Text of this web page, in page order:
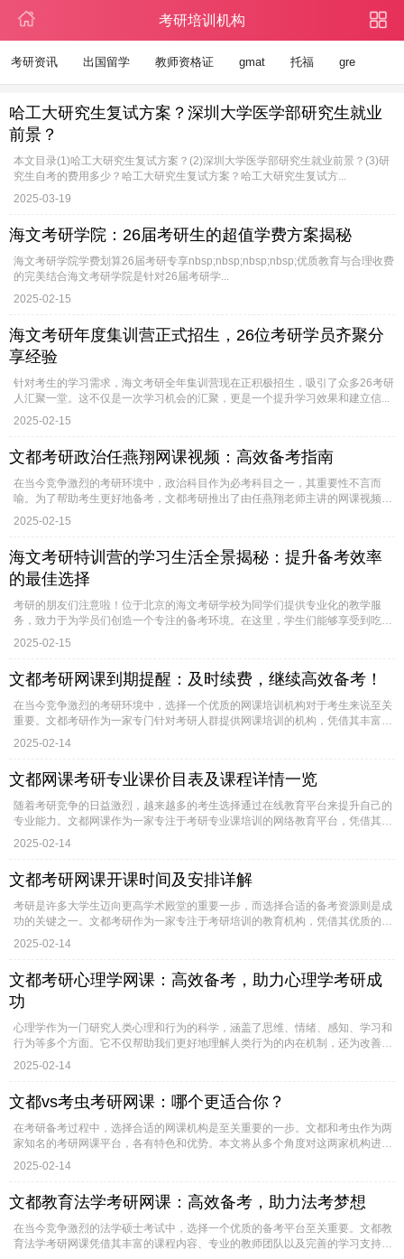
考研培训机构
考研资讯 出国留学 教师资格证 gmat 托福 gre
哈工大研究生复试方案？深圳大学医学部研究生就业
前景？
本文目录(1)哈工大研究生复试方案？(2)深圳大学医学部研究生就业前景？(3)研
究生自考的费用多少？哈工大研究生复试方案？哈工大研究生复试方...
2025-03-19
海文考研学院：26届考研生的超值学费方案揭秘
海文考研学院学费划算26届考研专享nbsp;nbsp;nbsp;nbsp;优质教育与合理收费
的完美结合海文考研学院是针对26届考研学...
2025-02-15
海文考研年度集训营正式招生，26位考研学员齐聚分
享经验
针对考生的学习需求，海文考研全年集训营现在正积极招生，吸引了众多26考研
人汇聚一堂。这不仅是一次学习机会的汇聚，更是一个提升学习效果和建立信...
2025-02-15
文都考研政治任燕翔网课视频：高效备考指南
在当今竞争激烈的考研环境中，政治科目作为必考科目之一，其重要性不言而
喻。为了帮助考生更好地备考，文都考研推出了由任燕翔老师主讲的网课视频，
这...
2025-02-15
海文考研特训营的学习生活全景揭秘：提升备考效率
的最佳选择
考研的朋友们注意啦！位于北京的海文考研学校为同学们提供专业化的教学服
务，致力于为学员们创造一个专注的备考环境。在这里，学生们能够享受到吃住
学...
2025-02-15
文都考研网课到期提醒：及时续费，继续高效备考！
在当今竞争激烈的考研环境中，选择一个优质的网课培训机构对于考生来说至关
重要。文都考研作为一家专门针对考研人群提供网课培训的机构，凭借其丰富
的...
2025-02-14
文都网课考研专业课价目表及课程详情一览
随着考研竞争的日益激烈，越来越多的考生选择通过在线教育平台来提升自己的
专业能力。文都网课作为一家专注于考研专业课培训的网络教育平台，凭借其
丰...
2025-02-14
文都考研网课开课时间及安排详解
考研是许多大学生迈向更高学术殿堂的重要一步，而选择合适的备考资源则是成
功的关键之一。文都考研作为一家专注于考研培训的教育机构，凭借其优质的
网...
2025-02-14
文都考研心理学网课：高效备考，助力心理学考研成
功
心理学作为一门研究人类心理和行为的科学，涵盖了思维、情绪、感知、学习和
行为等多个方面。它不仅帮助我们更好地理解人类行为的内在机制，还为改善
人...
2025-02-14
文都vs考虫考研网课：哪个更适合你？
在考研备考过程中，选择合适的网课机构是至关重要的一步。文都和考虫作为两
家知名的考研网课平台，各有特色和优势。本文将从多个角度对这两家机构进
行...
2025-02-14
文都教育法学考研网课：高效备考，助力法考梦想
在当今竞争激烈的法学硕士考试中，选择一个优质的备考平台至关重要。文都教
育法学考研网课凭借其丰富的课程内容、专业的教师团队以及完善的学习支持